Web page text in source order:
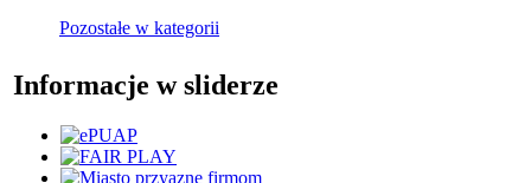
Pozostałe w kategorii
Informacje w sliderze